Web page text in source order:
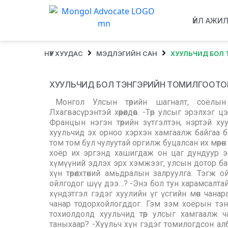
ҮЙЛ
НҮҮР ХУУДАС МЭДЛЭГИЙН САН ХУУЛЬЧИД БОЛ
ХУУЛЬЧИД БОЛ ТЭНГЭРИЙН ТОМИЛГООТОЙ
Монгол Улсын төрийн шагналт, соёлын гавьяат зүтгэлтэн, ардын уран зохиолч Бавуугийн Лхагвасүрэнтэй хөөрөлдөв. -Төр улсыг эрэлхэг цэргүүдээс гадна эрдэм чадалтай хуульчид хамгаалдаг гэж Францын нэгэн төрийн зүтгэлтэн, нэртэй хуульч бичсэн байх юм. Энэ үнэн үү. Үнэн бол Монголын хуульчид эх орноо хэрхэн хамгаалж байгаа бол? -Ард түмэн гэдэг их өргөн, догшин урсгалтай, ёроолдоо том том бул чулуутай оргилж буцалсан их мөрөн юм. Энэ мөрнийг хашиж байдаг эрэг нь хууль. Хууль хэмээх хоёр их эргэнд хашигдаж он цаг дундуур энэ их мөрөн урсаж байдаг. Улсын дотор байгаа хүмүүнийг, хүмүүний эдлэх эрх хэмжээг, улсын дотор байгаа бурууг залруулахын тулд хуульчид оршдог. Хууль бол хүн төрөлхтөний амьдралын залруулга. Тэгж ойлгууштай. -Харин манайхан залруулга биш залхаалт гэж ойлгодог шүү дээ…? -Энэ бол тун харамсалтай. Хууль бол залхаалт байж ерөөсөө болдоггүй. Хуулийг дээдлэх хүндэтгэл гэдэг хуулийн үг үсгийн мөн чанараас эхлэдэг. Гэмэнд зэм нь тохирсон байхаас хуулийн мөн чанар тодорхойлогддог. Гэм зэм хоёрын тэнцлийг л хууль гэдэг. Тэр хоёрыг тэнцүүлж чадаж байгаа тохиолдолд хуульчид төр улсыг хамгаалж чаддаг л даа. -Хуульч гэж чухам ямар хүнийг хэлэх вэ, таныхаар? -Хуульч хүн гэдэг томилогдсон албан тушаал, тохоогдсон эрх ямба, оноогдсон хувь заяа юм. Хууль бол биеэ даасан шинжлэх ухаан учраас өөрийнхөө бэлтгэл хүчнийг ямагт нэрж гаргаж байдаг. Мөрдөх ёстой хууль нь тэнгэрийнх байдаг учраас хуульчид бол тэнгэрийн томилгоотой хүмүүс гэж би боддог. Тэнгэрт таалагдсан хуульч хүнд таалагдсан хуульч л байж таарна аа даа. Би хувьдаа хүн чанартай, ноён нуруутай хүнийг л хуульч гэнэ. Хууль гэдэг хүнд оногдсон том эрх. Хэн нэгний эрхийг хасах тэр том эрхийг барьж байгаа хүн хүний дээд л байх учиртай. Хуульч үнэн зөв, шударга, төлөв төвшин, голч, хүн чанартай байна гэдэг бол цаанаасаа шаардагддаг зүйл. Хуульч хүн хэлмэгдүүлэлтээс, хилсдүүлэлтээс, хэтрүүлгээс ямагт хол байх ёстой. -Хуульч хүний бахархал юу байвал зохилтой вэ? -Хуульч хүний гаргасан шийдэл гэм зэм хоёрын хөдөлгөөнгүй тэнцвэр байх учиртай юм. Тэр тэнцвэрийг олсон цагт л хуульч хүн өөрөөрөө бахархах ёстой гэж би боддог. -Бахархмаар, үгийг нь сонсмоор, үлгэр дууриал болгомоор хуульч Монголд хэр олон байна вэ? -Олон сайн хуульч байсан. Одоо ч байна. Миний аав Төв аймгийн шүүхэд ажиллаж байсан шүүгч хүн. Академич Нарангэрэлийн аав Содовсүрэн гуайтай хамт ажиллаж байсан, сүүлдээ сум нэгдлийн дарга болоод явчихсан болохоос биш. Одоо миний амьдарч буй он цагийн хамгийн сайн хуульч гэвэл Б.Чимид гуай байлаа даа. Жинхэнэ эх газрын хуульч гэж би түүнийг хэлнэ. УИХ-д дөрвөн жил хамт байсан болохоор мэдэх юм. Тэр сэтгэлгээ, ой тогтоомж, бодол, гаргалгаа… Монголд дахиад заяахгүй дээ, тийм хуульч. Ухаантай, хүн сайтай хүн. Ардын уран зохиолч цол авчихаад би хэдэн хүнийг цай уулгасан юм. Өчүүхэн юм даа. Тэгэхэд миний төрөл садан биш, миний ураг удмын биш, хахь холын тэр хүн миний найрын ууц шүүсээс эхлээд уух идэх бүх зүйлийг хариуцаж өөрөөсөө зардал мөнгийг нь гаргаж байв. Тэр тухайд хязгааргүй баярлаж явдгаа цухуйлгаж чадахгүй явсаар өдий хүрч. Ямагт баярлаж явдаг. Мөн С.Төмөр гэж том хуульч байв. Ц.Нямдорж байна, С.Лүндээжанцан байна. Байна аа, байна, сайн хуульчид. Би боддог, хуульч хүн гурван зүйлээс бүрддэг шиг гэж. -Ямар гурван зүйл вэ. Тодотгож болох уу? -Нэгд, хуулийн мэдрэмж гэж айхтар юм байна. Хоёрт, гэмтэнд тохоох ялын шалтгийн зөв бодомж, гуравт эр зориг. Энэ гурав хуульч хүнд зайлшгүй байх ёстой чухал зүйлс юм. Хуульч хүнд магтаал хийгээд өргөл барьц зохидоггүй. -Яагаад? -Хуулинд тал тохой татна гэдэг хуульчийг их бүдгэрүүлдэг. Мөнхийн хөдлөшгүй оногдож байх, оноогдож байх ёстой юмны завсраар ямар нэгэн зүйл орох шиг бусармаг, мунхаглал байхгүй учраас тэр. -Үнэн худлын хооронд дөрвөн хуруу зайтай гэж ярьдаг. Шударга байна гэдэг үнэн байхын нэр байх. Гэвч өөрийгөө шударга гэж дуугарч байгаа болгоны үг, үйлдэл худал байх нь элбэг болсон мэт. Үнэн хаа явна вэ. Үнэний хязгаар хаа байдаг юм бол оо? -Хүнд хоёр мөн чанар байгаа юм. Үзэгдэхүйн мөн чанар, үнэн мөн чанар гэж. Хүн чанар, мөн чанаргүй төрийн дор ард түмэн зовдог гэж айхтар үг бий. Шударга байна гэдэг үнэн байхын нэр гэдэг бол зөв. Гэхдээ шударгын цаана ямарваа нэгэн заль, хуурмаг, ший гуа